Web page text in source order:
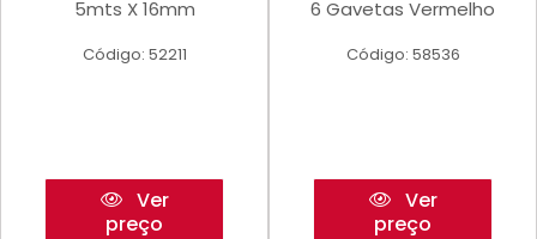
5mts X 16mm
Código: 52211
Ver
preço
6 Gavetas Vermelho
Código: 58536
Ver
preço